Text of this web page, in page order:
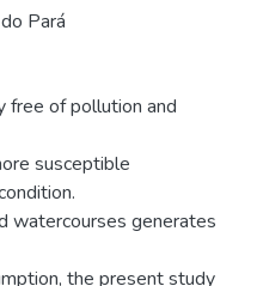
Pará
free of pollution and
susceptible
watercourses generates
the present study